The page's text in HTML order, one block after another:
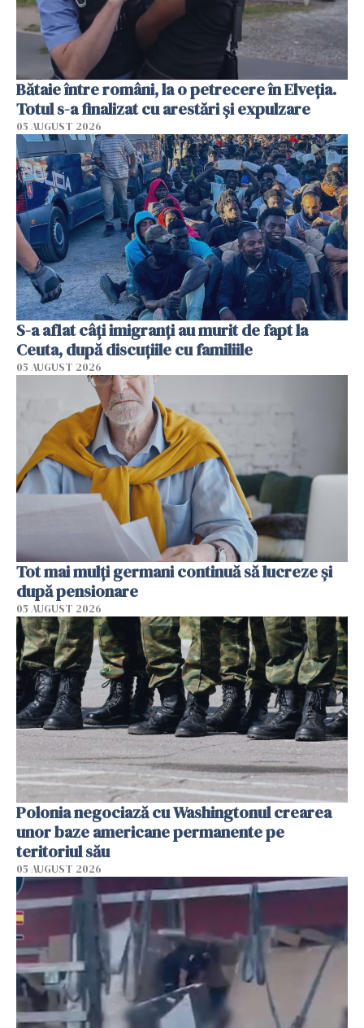
Bătaie între români, la o petrecere în Elveția.
Totul s-a finalizat cu arestări și expulzare
05 AUGUST 2026
S-a aflat câți imigranți au murit de fapt la
Ceuta, după discuțiile cu familiile
05 AUGUST 2026
Tot mai mulți germani continuă să lucreze și
după pensionare
05 AUGUST 2026
Polonia negociază cu Washingtonul crearea
unor baze americane permanente pe
teritoriul său
05 AUGUST 2026